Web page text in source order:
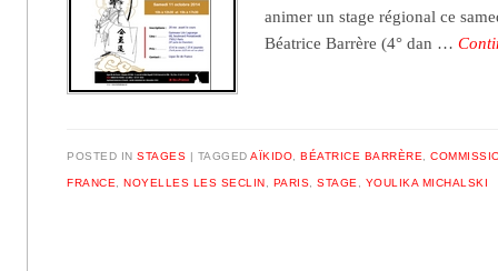
animer un stage régional ce
Béatrice Barrère (4° dan …
POSTED INSTAGES TAGGEDAÏKIDO,BÉATRICE BARRÈRE,
FRANCE,NOYELLES LES SECLIN, PARIS,STAGE, YOULIKA MICHALSKI